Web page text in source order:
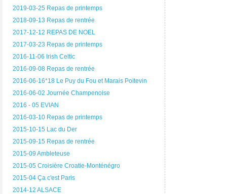
2019-03-25 Repas de printemps
2018-09-13 Repas de rentrée
2017-12-12 REPAS DE NOEL
2017-03-23 Repas de printemps
2016-11-06 Irish Celtic
2016-09-08 Repas de rentrée
2016-06-16*18 Le Puy du Fou et Marais Poitevin
2016-06-02 Journée Champenoise
2016 - 05 EVIAN
2016-03-10 Repas de printemps
2015-10-15 Lac du Der
2015-09-15 Repas de rentrée
2015-09 Ambleteuse
2015-05 Croisière Croatie-Monténégro
2015-04 Ça c'est Paris
2014-12 ALSACE